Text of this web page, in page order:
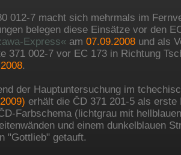
012-7 macht sich mehrmals im
belegen diese Einsätze vor den
Express« am 07.09.2008 und als
371 002-7 vor EC 173 in Richtung
.
der Hauptuntersuchung im
erhält die ČD 371 201-5 als
Farbschema (lichtgrau mit
und einem dunkelblauen
"Gottlieb" getauft.